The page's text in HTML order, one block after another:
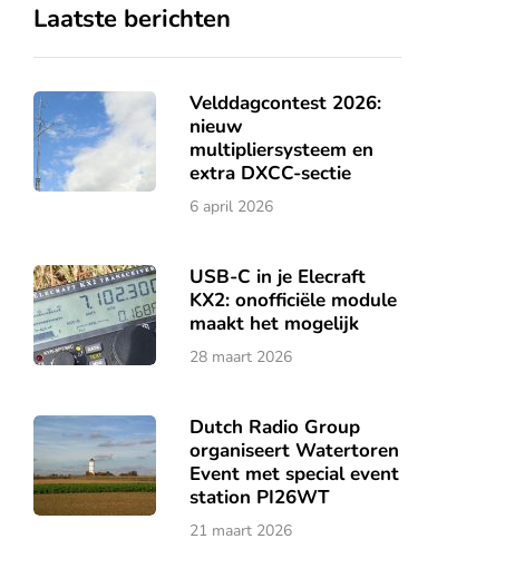
Laatste berichten
Velddagcontest 2026:
nieuw
multipliersysteem en
extra DXCC-sectie
6 april 2026
USB-C in je Elecraft
KX2: onofficiële module
maakt het mogelijk
28 maart 2026
Dutch Radio Group
organiseert Watertoren
Event met special event
station PI26WT
21 maart 2026